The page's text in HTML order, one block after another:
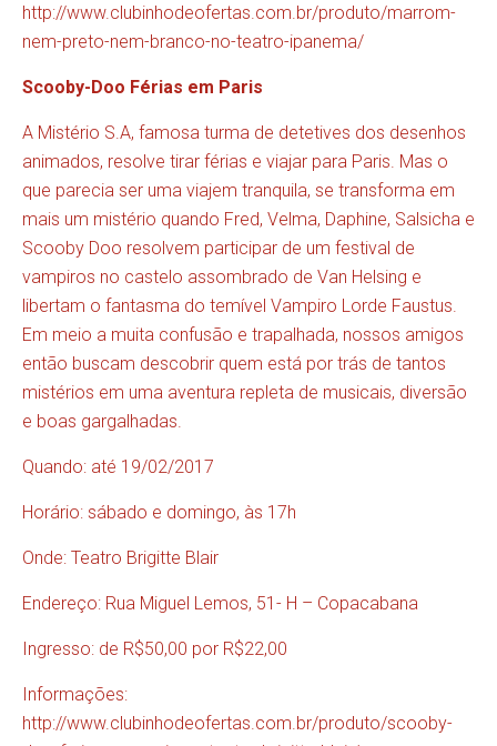
http://www.clubinhodeofertas.com.br/produto/marrom-
nem-preto-nem-branco-no-teatro-ipanema/
Scooby-Doo Férias em Paris
A Mistério S.A, famosa turma de detetives dos desenhos
animados, resolve tirar férias e viajar para Paris. Mas o
que parecia ser uma viajem tranquila, se transforma em
mais um mistério quando Fred, Velma, Daphine, Salsicha e
Scooby Doo resolvem participar de um festival de
vampiros no castelo assombrado de Van Helsing e
libertam o fantasma do temível Vampiro Lorde Faustus.
Em meio a muita confusão e trapalhada, nossos amigos
então buscam descobrir quem está por trás de tantos
mistérios em uma aventura repleta de musicais, diversão
e boas gargalhadas.
Quando: até 19/02/2017
Horário: sábado e domingo, às 17h
Onde: Teatro Brigitte Blair
Endereço: Rua Miguel Lemos, 51- H – Copacabana
Ingresso: de R$50,00 por R$22,00
Informações:
http://www.clubinhodeofertas.com.br/produto/scooby-